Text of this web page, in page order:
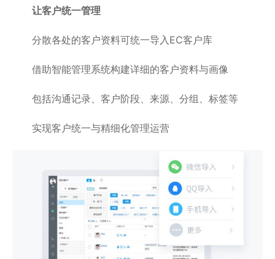
让客户统一管理
分散各处的客户资料可统一导入EC客户库
借助智能管理系统构建详细的客户资料与画像
包括沟通记录、客户阶段、来源、分组、标签等
实现客户统一与精细化管理运营